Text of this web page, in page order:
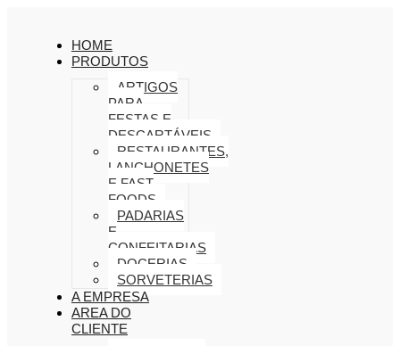
HOME
PRODUTOS
ARTIGOS
PARA
FESTAS E
DESCARTÁVEIS
RESTAURANTES,
LANCHONETES
E FAST
FOODS
PADARIAS
E
CONFEITARIAS
DOCERIAS
SORVETERIAS
A EMPRESA
AREA DO
CLIENTE